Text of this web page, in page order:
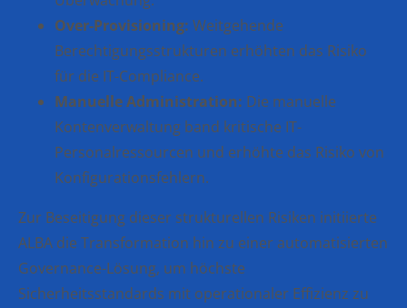
Over-Provisioning: Weitgehende
Berechtigungsstrukturen erhöhten das Risiko
für die IT-Compliance.
Manuelle Administration: Die manuelle
Kontenverwaltung band kritische IT-
Personalressourcen und erhöhte das Risiko von
Konfigurationsfehlern.
Zur Beseitigung dieser strukturellen Risiken initiierte
ALBA die Transformation hin zu einer automatisierten
Governance-Lösung, um höchste
Sicherheitsstandards mit operationaler Effizienz zu